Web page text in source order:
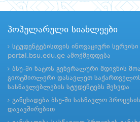
პოპულარული სიახლეები
სტუდენტებისთვის ინოვაციური
portal.bsu.edu.ge ამოქმედდება
ბსუ-ში ნატოს გენერალური მდივნის
გიოტმიოლერი დასავლეთ
სასწავლებლების სტუდენტებს შეხვდა
განცხადება ბსუ-ში სასწავლო
დაკავშირებით